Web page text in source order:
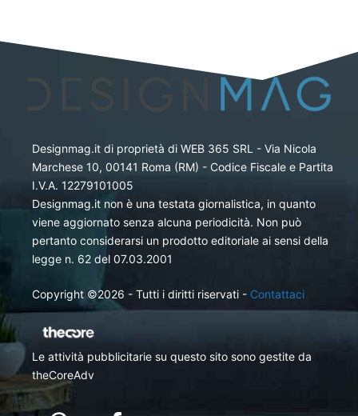
Designmag.it di proprietà di WEB 365 SRL - Via Nicola
Marchese 10, 00141 Roma (RM) - Codice Fiscale e Partita
I.V.A. 12279101005
Designmag.it non è una testata giornalistica, in quanto
viene aggiornato senza alcuna periodicità. Non può
pertanto considerarsi un prodotto editoriale ai sensi della
legge n. 62 del 07.03.2001
Copyright ©2026 - Tutti i diritti riservati - Contattaci
Le attività pubblicitarie su questo sito sono gestite da
theCoreAdv